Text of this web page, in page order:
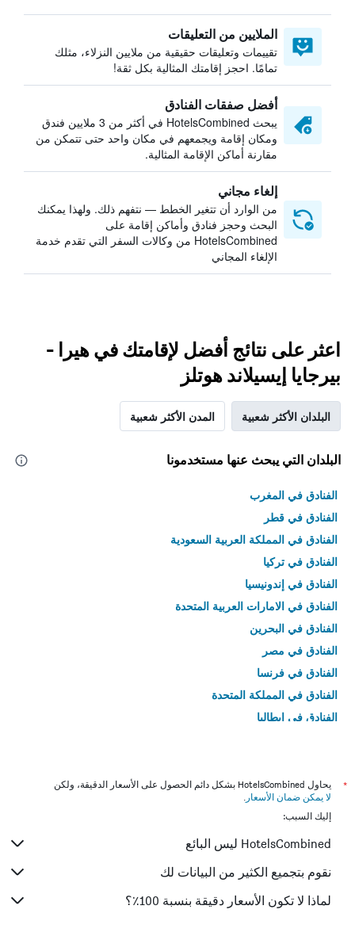
الملايين من التعليقات
تقييمات وتعليقات حقيقية من ملايين النزلاء، مثلك
تمامًا. احجز إقامتك المثالية بكل ثقة!
أفضل صفقات الفنادق
يبحث HotelsCombined في أكثر من 3 ملايين فندق
ومكان إقامة ويجمعهم في مكان واحد حتى تتمكن من
مقارنة أماكن الإقامة المثالية.
إلغاء مجاني
من الوارد أن تتغير الخطط — نتفهم ذلك. ولهذا يمكنك
البحث وحجز فنادق وأماكن إقامة على
HotelsCombined من وكالات السفر التي تقدم خدمة
الإلغاء المجاني
اعثر على نتائج أفضل لإقامتك في هيرا -
بيرجايا إيسيلاند هوتلز
البلدان الأكثر شعبية المدن الأكثر شعبية
البلدان التي يبحث عنها مستخدمونا
الفنادق في المغرب
الفنادق في قطر
الفنادق في المملكة العربية السعودية
الفنادق في تركيا
الفنادق في إندونيسيا
الفنادق في الامارات العربية المتحدة
الفنادق في البحرين
الفنادق في مصر
الفنادق في فرنسا
الفنادق في المملكة المتحدة
الفنادق في إيطاليا
*
يحاول HotelsCombined بشكل دائم الحصول على الأسعار الدقيقة، ولكن
لا يمكن ضمان الأسعار .
إليك السبب:
HotelsCombined ليس البائع
نقوم بتجميع الكثير من البيانات لك
لماذا لا تكون الأسعار دقيقة بنسبة 100٪؟